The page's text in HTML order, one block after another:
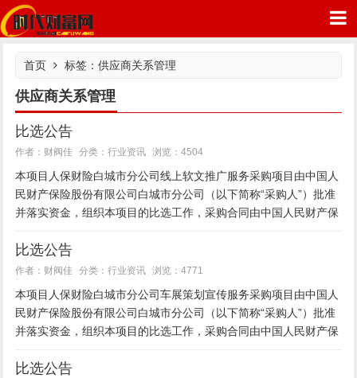
时代财富网
首页 标签：供应商关系管理
供应商关系管理
比选公告
作者：财阀佳 分类：行业资讯 浏览：4504
本项目人保财险白城市分公司线上软文推广服务采购项目由中国人
民财产保险股份有限公司白城市分公司（以下简称“采购人”）批准
并落实资金，组织本项目的比选工作，采购合同由中国人民财产保
司”）根...
比选公告
作者：财阀佳 分类：行业资讯 浏览：4771
本项目人保财险白城市分公司车展策划宣传服务采购项目由中国人
民财产保险股份有限公司白城市分公司（以下简称“采购人”）批准
并落实资金，组织本项目的比选工作，采购合同由中国人民财产保
司”）根...
比选公告